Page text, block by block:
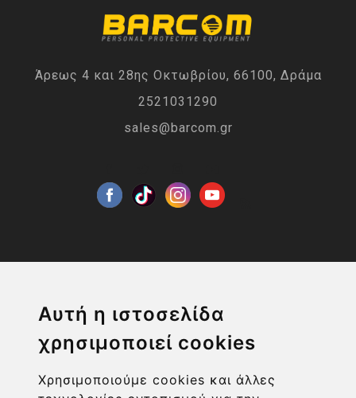
Αυτή η ιστοσελίδα
χρησιμοποιεί cookies
Χρησιμοποιούμε cookies και άλλες
Άρεως 4 και 28ης Οκτωβρίου, 66100, Δράμα
2521031290
sales@barcom.gr
ΧΡΗΣΙΜΑ LINKS
ΠΛΗΡΟΦΟΡΙΕΣ ΧΡΗΣΤΗ